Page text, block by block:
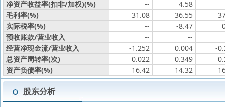
净资产收益率(扣非/加权)(%)
--
4.58
毛利率(%)
31.08 36.55
实际税率(%)
-- -8.47
预收账款/营业收入
--
--
经营净现金流/营业收入
-1.252 0.004
-
总资产周转率(次)
0.022 0.349
资产负债率(%)
16.42 14.32
股东分析